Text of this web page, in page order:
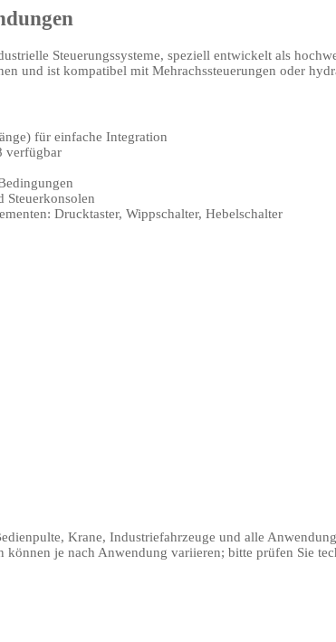
Steuerungssysteme, speziell entwickelt als
und ist kompatibel mit Mehrachssteuerungen oder
für einfache Integration
verfügbar
Steuerkonsolen
Drucktaster, Wippschalter, Hebelschalter
Krane, Industriefahrzeuge und alle
je nach Anwendung variieren; bitte prüfen Sie